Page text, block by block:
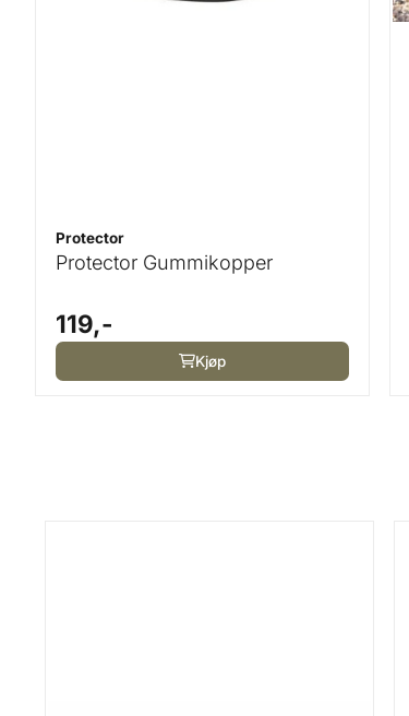
Protector
Protector Gummikopper
119,-
Kjøp